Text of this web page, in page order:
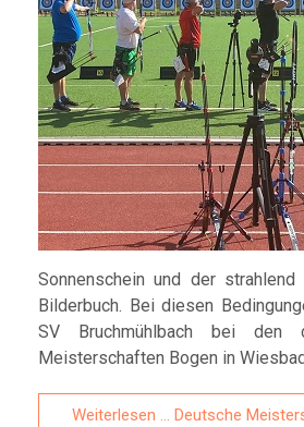
Sonnenschein und der
Bilderbuch. Bei diesen
SV Bruchmühlbach bei den
Meisterschaften Bogen in
Weiterlesen … Deutsche